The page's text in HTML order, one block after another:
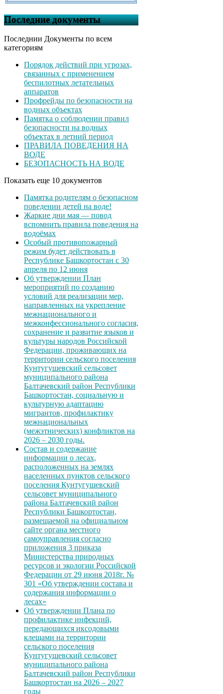
Последние документы
Последнии Документы по всем
категориям
Порядок действий при угрозах,
связанных с применением
беспилотных летательных
аппаратов
Профрейды по безопасности на
водных объектах
Памятка о соблюдении правил
безопасности на водных
объектах в летний период
ПРАВИЛА ПОВЕДЕНИЯ НА
ВОДЕ
БЕЗОПАСНОСТЬ НА ВОДЕ
Показать еще 10 документов
Памятка родителям о безопасном
поведении детей на воде!
Жаркие дни мая — повод
вспомнить правила поведения на
водоёмах
Особый противопожарный
режим будет действовать в
Республике Башкортостан с 30
апреля по 12 июня
Об утверждении План
мероприятий по созданию
условий для реализации мер,
направленных на укрепление
межнационального и
межконфессионального согласия,
сохранение и развитие языков и
культуры народов Российской
Федерации, проживающих на
территории сельского поселения
Кунтугушевский сельсовет
муниципального района
Балтачевский район Республики
Башкортостан, социальную и
культурную адаптацию
мигрантов, профилактику
межнациональных
(межэтнических) конфликтов на
2026 – 2030 годы.
Состав и содержание
информации о лесах,
расположенных на землях
населенных пунктов сельского
поселения Кунтугушевский
сельсовет муниципального
района Балтачевский район
Республики Башкортостан,
размещаемой на официальном
сайте органа местного
самоуправления согласно
приложения 3 приказа
Министерства природных
ресурсов и экологии Российской
Федерации от 29 июня 2018г. №
301 «Об утверждении состава и
содержания информации о
лесах»
Об утверждении Плана по
профилактике инфекций,
передающихся иксодовыми
клещами на территории
сельского поселения
Кунтугушевский сельсовет
муниципального района
Балтачевский район Республики
Башкортостан на 2026 – 2027
годы